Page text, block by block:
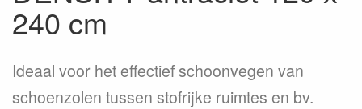
240 cm
Ideaal voor het effectief schoonvegen van
schoenzolen tussen stofrijke ruimtes en bv.